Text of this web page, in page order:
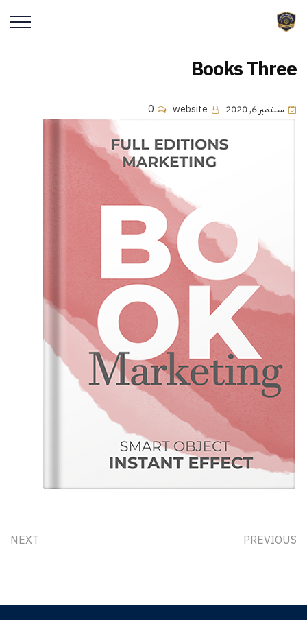
Books Three
سبتمبر 6, 2020
PREVIOUS
NEXT